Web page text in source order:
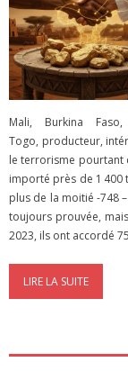
Mali, Burkina
Togo, producteur,
le terrorisme pourtant
importé près de 1 400
plus de la moitié -748
toujours prouvée,
2023, ils ont accordé
LIRE LA SUITE